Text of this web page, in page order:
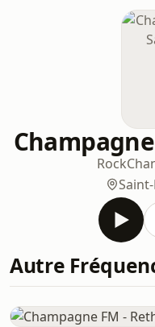
Rock
Autre